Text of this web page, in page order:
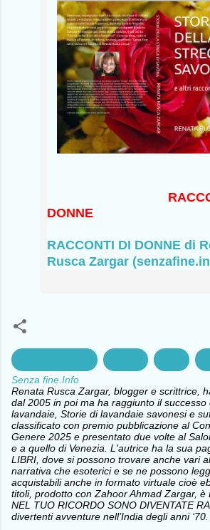
DONNE
RACCONTI DI DONNE di
Rusca Zargar
Senza fine.Info
Renata Rusca Zargar, blogger e scrittrice,
dal 2005 in poi ma ha raggiunto il
lavandaie, Storie di lavandaie savonesi e
classificato con premio pubblicazione al
Genere 2025 e presentato due volte al
e a quello di Venezia. L'autrice ha la sua
LIBRI, dove si possono trovare anche vari
narrativa che esoterici e se ne possono
acquistabili anche in formato virtuale cioè
titoli, prodotto con Zahoor Ahmad Zargar, è
NEL TUO RICORDO SONO DIVENTATE
divertenti avventure nell’India degli anni ‘70.